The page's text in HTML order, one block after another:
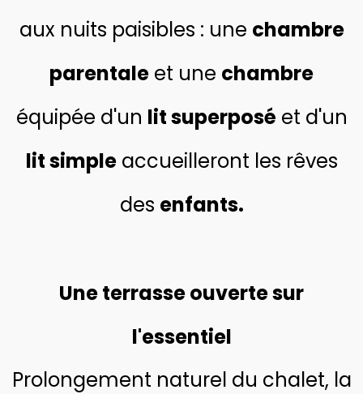
aux nuits paisibles : une chambre
parentale et une chambre
équipée d'un lit superposé et d'un
lit simpleaccueilleront les rêves
des enfants.
Une terrasse ouverte sur
l'essentiel
Prolongement naturel du chalet, la